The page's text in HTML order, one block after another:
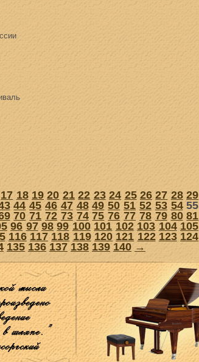
17 18 19 20 21 22 23 24 25 26 27 28 29
44 45 46 47 48 49 50 51 52 53 54 55
70 71 72 73 74 75 76 77 78 79 80 81
96 97 98 99 100 101 102 103 104 105
116 117 118 119 120 121 122 123 124
135 136 137 138 139 140 →